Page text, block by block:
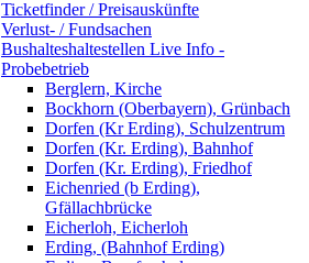
Ticketfinder / Preisauskünfte
Verlust- / Fundsachen
Bushalteshaltestellen Live Info -
Probebetrieb
Berglern, Kirche
Bockhorn (Oberbayern), Grünbach
Dorfen (Kr Erding), Schulzentrum
Dorfen (Kr. Erding), Bahnhof
Dorfen (Kr. Erding), Friedhof
Eichenried (b Erding),
Gfällachbrücke
Eicherloh, Eicherloh
Erding, (Bahnhof Erding)